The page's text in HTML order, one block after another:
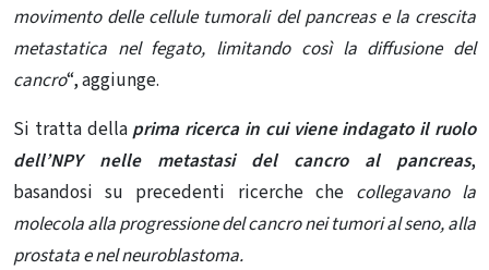
movimento delle cellule tumorali del pancreas e la crescita
metastatica nel fegato, limitando così la diffusione del
cancro“, aggiunge.
Si tratta dellaprima ricerca in cui viene indagato il ruolo
dell’NPY nelle metastasi del cancro al pancreas,
basandosi su precedenti ricerche che collegavano la
molecola alla progressione del cancro nei tumori al seno, alla
prostata e nel neuroblastoma.